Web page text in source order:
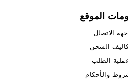
الموقع
جهة الاتصال
الشحن
الطلب
والأحكام